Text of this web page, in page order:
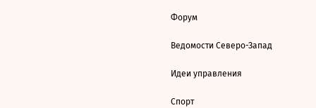
Форум
Ведомости Северо-Запад
Идеи управления
Спорт